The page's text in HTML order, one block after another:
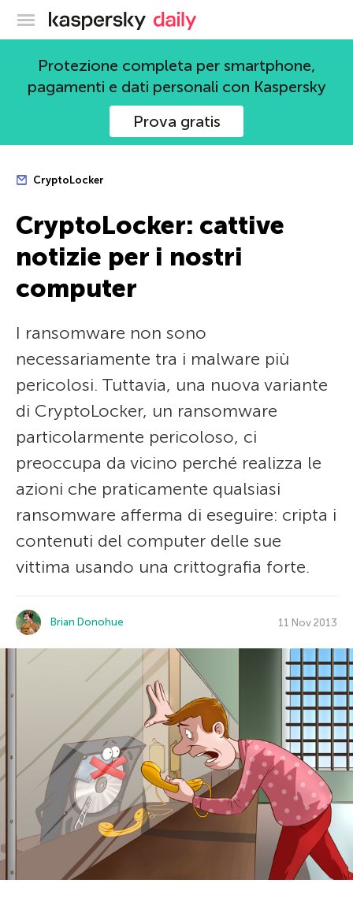
Blog ufficiale di Kaspersky
Protezione completa per smartphone,
pagamenti e dati personali con Kaspersky
Prova gratis
CryptoLocker
CryptoLocker: cattive
notizie per i nostri
computer
I ransomware non sono
necessariamente tra i malware più
pericolosi. Tuttavia, una nuova variante
di CryptoLocker, un ransomware
particolarmente pericoloso, ci
preoccupa da vicino perché realizza le
azioni che praticamente qualsiasi
ransomware afferma di eseguire: cripta i
contenuti del computer delle sue
vittima usando una crittografia forte.
Brian Donohue 11 Nov 2013